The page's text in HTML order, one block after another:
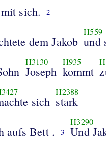
sich. 2
dem Jakob
H559
und
H3130
Joseph
H935
kommt
sich
H2388
stark
aufs Bett . 3
H3290
Und